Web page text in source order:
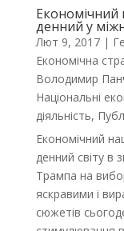
Економічний
денний у
Лют 9, 2017|
Економічна
Володимир
Національні
діяльність,
Економічний
денний світу в
Трампа на
яскравими і
сюжетів